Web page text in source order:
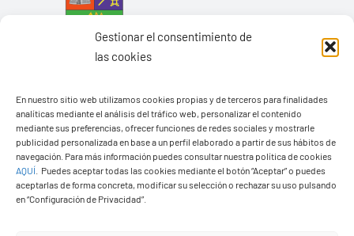
Gestionar el consentimiento de
las cookies
En nuestro sitio web utilizamos cookies propias y de terceros para finalidades
analíticas mediante el análisis del tráfico web, personalizar el contenido
mediante sus preferencias, ofrecer funciones de redes sociales y mostrarle
publicidad personalizada en base a un perfil elaborado a partir de sus hábitos de
navegación. Para más información puedes consultar nuestra política de cookies
AQUÍ
Puedes aceptar todas las cookies mediante el botón “Aceptar” o puedes
aceptarlas de forma concreta, modificar su selección o rechazar su uso pulsando
en “Configuración de Privacidad”.
Ayuntamiento de Yaiza
Pza. de Los Remedios, 1
35570 – Yaiza
Tel:928 83 62 20